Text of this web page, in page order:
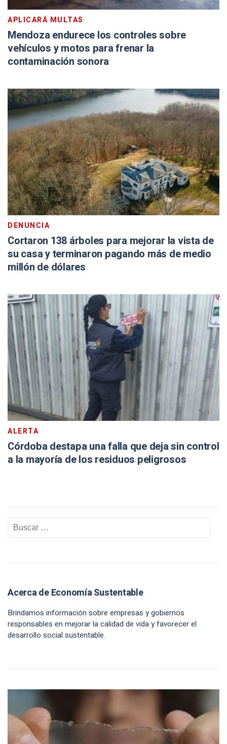
APLICARÁ MULTAS
Mendoza endurece los controles sobre
vehículos y motos para frenar la
contaminación sonora
DENUNCIA
Cortaron 138 árboles para mejorar la vista de
su casa y terminaron pagando más de medio
millón de dólares
ALERTA
Córdoba destapa una falla que deja sin control
a la mayoría de los residuos peligrosos
Acerca de Economía Sustentable
Brindamos información sobre empresas y gobiernos
responsables en mejorar la calidad de vida y favorecer el
desarrollo social sustentable.